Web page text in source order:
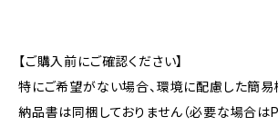
【ご購入前にご確認ください】
特にご希望がない場合、環境に配慮した簡
納品書は同梱しておりません（必要な場合は